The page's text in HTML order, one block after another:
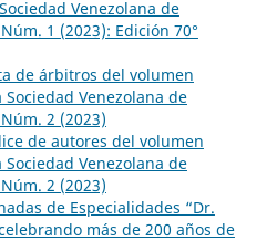
Venezolana de
1 (2023): Edición 70°
de árbitros del volumen
Sociedad Venezolana de
2 (2023)
de autores del volumen
Sociedad Venezolana de
2 (2023)
de Especialidades “Dr.
más de 200 años de